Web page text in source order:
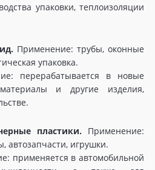
упаковки, теплоизоляции
Применение: трубы, оконные
упаковка.
перерабатывается в новые
и другие изделия,
пластики. Применение:
автозапчасти, игрушки.
применяется в автомобильной